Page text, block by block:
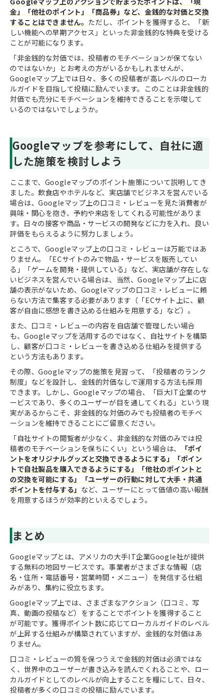
金」「他社のポイント」「商品券」など、金銭的な対価と交換
することはできません。 ただし、ポイントを獲得すると、「新
しい機能への早期アクセス」といった非金銭的な特典を受ける
ことが可能になります。
「非金銭的な対価では、投稿者のモチベーションが保てない
のではないか」とお考えの方がいるかもしれませんが、
Googleマップ上では日々、多くの投稿者が高レベルのローカ
ルガイドを目指して投稿に励んでいます。このことは非金銭的
対価でも充分にモチベーションを維持できることを示唆して
いるのではないでしょうか。
Googleマップを参考にして、自社に適
した施策を検討しよう
ここまで、Googleマップのポイント施策について説明してき
ました。飲食店やホテルなど、実店舗でビジネスを営んでいる
場合は、Googleマップ上の口コミ・レビューを見た消費者が
興味・関心を抱き、予約や来店をしてくれる可能性がありま
す。日々の接客や商品・サービスの開発などに力を入れ、良い
評価をもらえるように努力しましょう。
ところで、Googleマップ上の口コミ・レビューは万能ではあ
りません。「ECサイトのみで物品・サービスを販売してい
る」「ゲームを開発・提供している」など、実店舗が存在しな
いビジネスを営んでいる場合は、当然、Googleマップ上に店
舗の表示がないため、Googleマップの口コミ・レビューに頼
らない方法で集客する必要があります（「ECサイト上に、顧
客が自由に感想を書き込める仕組みを用意する」など）。
また、口コミ・レビューの内容を自店舗で管理したい場合
も、Googleマップを活用するのではなく、自社サイトを構築
し、顧客が口コミ・レビューを書き込める仕組みを提供する
という方法もあります。
その際、Googleマップの施策を見習って、「投稿者のランク
制度」などを設計し、金銭的対価なしで運用する方法も採用
できます。しかし、Googleマップの場合、「巨大IT企業のサ
ービスであり、多くのユーザーが目を通してくれる」という現
実があるからこそ、非金銭的な対価のみでも投稿者のモチベ
ーションを維持できることにご留意ください。
「自社サイトの閲覧者が少なく、非金銭的な対価のみでは投
稿者のモチベーションを保ちにくい」という場合は、
「ポイ
ントをオリジナルグッズと交換できるようにする」「ポイン
トで自社製品を購入できるようにする」「他社のポイントと
の交換を可能にする」「ユーザーの行動に対して大手・共通
ポイントを付与する」 など、ユーザーにとって価値の高い報酬
を用意するほうが効率的といえるでしょう。
まとめ
Googleマップとは、アメリカの大手IT企業Google社が提供
する無料の地図サービスです。事業者がさまざまな情報（店
名・住所・電話番号・営業時間・メニュー）を発信する仕組
みがあり、集約に役立ちます。
Googleマップ上では、さまざまなアクション（口コミ、写
真、動画の投稿など）をすることでポイントを獲得すること
が可能です。獲得ポイント数に応じてローカルガイドのレベル
が上昇する仕組みが構築されていますが、金銭的な対価はあ
りません。
口コミ・レビューの質を保つうえで金銭的対価は必須ではな
く、世界中のユーザーが書き込みを読んでくれることや、ロー
カルガイドとしてのレベルが向上することを糧にして、日々、
投稿者が多くの口コミの投稿に励んでいます。